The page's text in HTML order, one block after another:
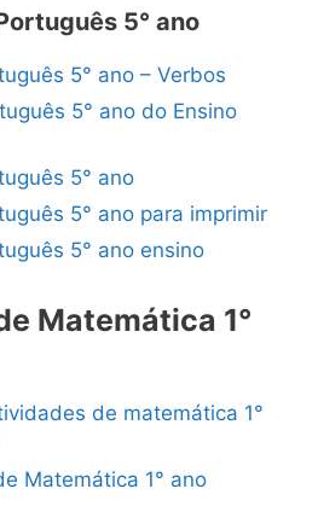
5° ano
5° ano – Verbos
5° ano do Ensino
5° ano
5° ano para imprimir
5° ano ensino
Matemática 1°
de matemática 1°
Matemática 1° ano